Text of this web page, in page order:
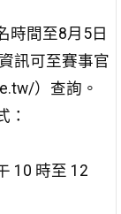
時間至8月5日
訊可至賽事官
）查詢。
：
10 時至 12